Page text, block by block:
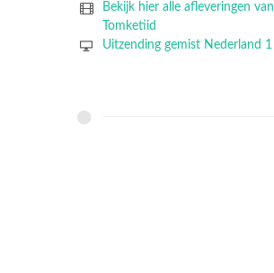
Bekijk hier alle afleveringen van
Tomketiid
Uitzending gemist Nederland 1